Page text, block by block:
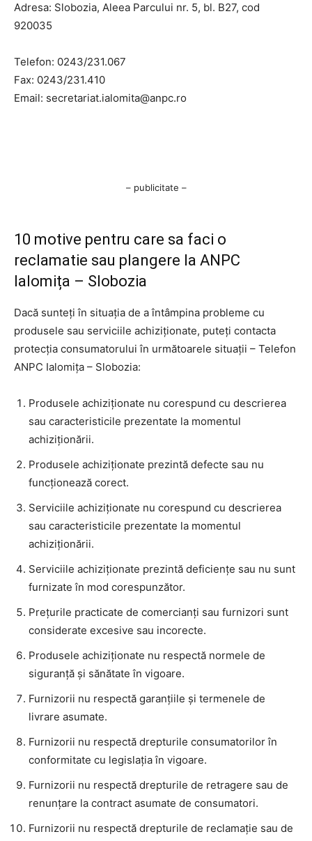
Adresa: Slobozia, Aleea Parcului nr. 5, bl. B27, cod
920035
Telefon: 0243/231.067
Fax: 0243/231.410
Email: secretariat.ialomita@anpc.ro
– publicitate –
10 motive pentru care sa faci o
reclamatie sau plangere la ANPC
Ialomița – Slobozia
Dacă sunteți în situația de a întâmpina probleme cu
produsele sau serviciile achiziționate, puteți contacta
protecția consumatorului în următoarele situații – Telefon
ANPC Ialomița – Slobozia:
Produsele achiziționate nu corespund cu descrierea
sau caracteristicile prezentate la momentul
achiziționării.
Produsele achiziționate prezintă defecte sau nu
funcționează corect.
Serviciile achiziționate nu corespund cu descrierea
sau caracteristicile prezentate la momentul
achiziționării.
Serviciile achiziționate prezintă deficiențe sau nu sunt
furnizate în mod corespunzător.
Prețurile practicate de comercianți sau furnizori sunt
considerate excesive sau incorecte.
Produsele achiziționate nu respectă normele de
siguranță și sănătate în vigoare.
Furnizorii nu respectă garanțiile și termenele de
livrare asumate.
Furnizorii nu respectă drepturile consumatorilor în
conformitate cu legislația în vigoare.
Furnizorii nu respectă drepturile de retragere sau de
renunțare la contract asumate de consumatori.
Furnizorii nu respectă drepturile de reclamație sau de